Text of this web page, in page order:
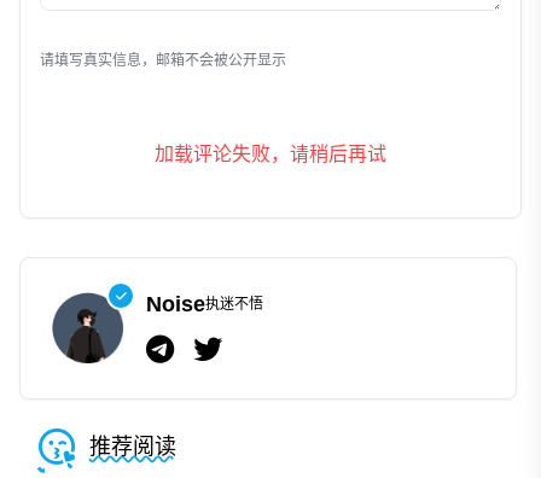
请填写真实信息，邮箱不会被公开显示
加载评论失败，请稍后再试
Noise执迷不悟
推荐阅读